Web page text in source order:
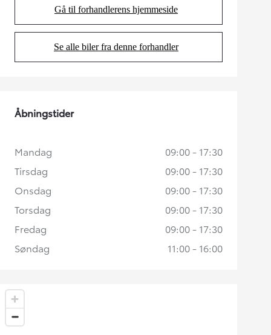
Gå til forhandlerens hjemmeside
(Opens in new tab)
Se alle biler fra denne forhandler
(Opens in new tab)
Åbningstider
Mandag
09:00 - 17:30
Tirsdag
09:00 - 17:30
Onsdag
09:00 - 17:30
Torsdag
09:00 - 17:30
Fredag
09:00 - 17:30
Søndag
11:00 - 16:00